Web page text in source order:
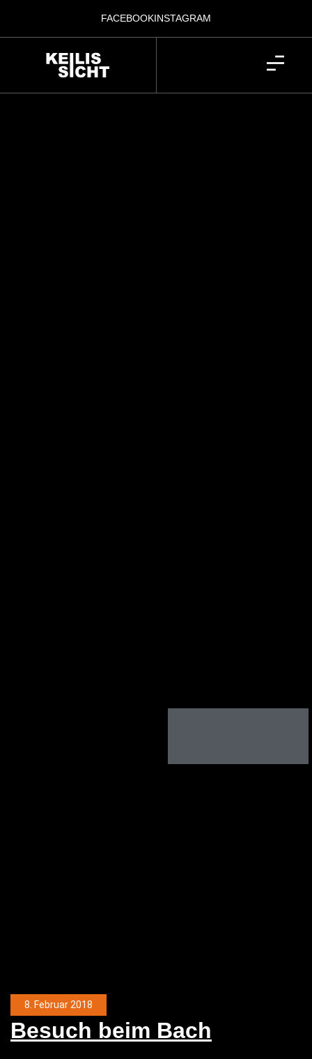
FACEBOOKINSTAGRAM
8. Februar 2018
Besuch beim Bach